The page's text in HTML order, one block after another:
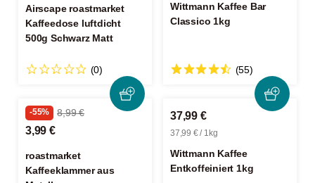
Airscape roastmarket
Kaffeedose luftdicht
500g Schwarz Matt
(0)
Wittmann Kaffee Bar
Classico 1kg
(55)
-55% 8,99 €
3,99 €
roastmarket
Kaffeeklammer aus
37,99 €
37,99 € / 1kg
Wittmann Kaffee
Entkoffeiniert 1kg